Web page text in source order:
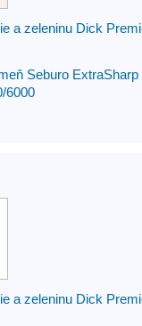
a zeleninu Dick
Seburo
6000
a zeleninu Dick